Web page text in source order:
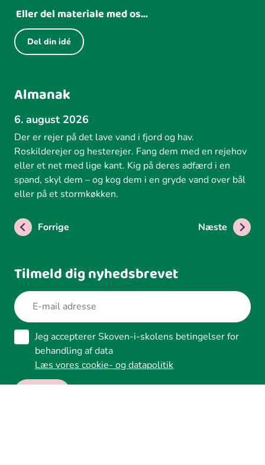
Eller del materiale med os...
Del din idé
Almanak
6. august 2026
Der er rejer på det lave vand i fjord og hav.
Roskilderejer og hesterejer. Fang dem med en rejehov
eller et net med lige kant. Kig på deres adfærd i en
spand, skyl dem – og kog dem i en gryde vand over bål
eller på et stormkøkken.
Forrige Næste
Tilmeld dig nyhedsbrevet
Jeg accepterer Skoven-i-skolens betingelser for
behandling af data
Læs vores cookie- og datapolitik